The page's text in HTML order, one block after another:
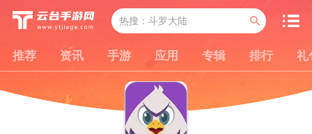
推荐 资讯 手游 应用 专辑 排行 礼